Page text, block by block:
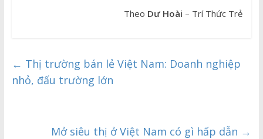
Theo Dư Hoài – Trí Thức Trẻ
← Thị trường bán lẻ Việt Nam: Doanh nghiệp
nhỏ, đấu trường lớn
Mở siêu thị ở Việt Nam có gì hấp dẫn →